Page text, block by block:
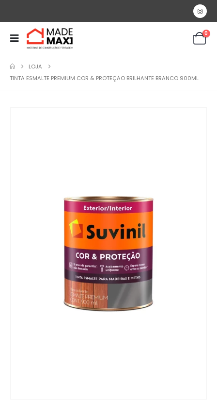
0
LOJA
TINTA ESMALTE PREMIUM COR & PROTEÇÃO BRILHANTE BRANCO 900ML